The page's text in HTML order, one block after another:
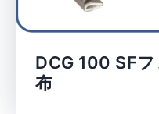
DCG 100 SF
布